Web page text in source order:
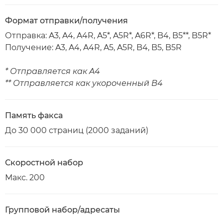
Формат отправки/получения
Отправка: A3, A4, A4R, A5*, A5R*, A6R*, B4, B5**, B5R*
Получение: A3, A4, A4R, A5, A5R, B4, B5, B5R
* Отправляется как A4
** Отправляется как укороченный B4
Память факса
До 30 000 страниц (2000 заданий)
Скоростной набор
Макс. 200
Групповой набор/адресаты